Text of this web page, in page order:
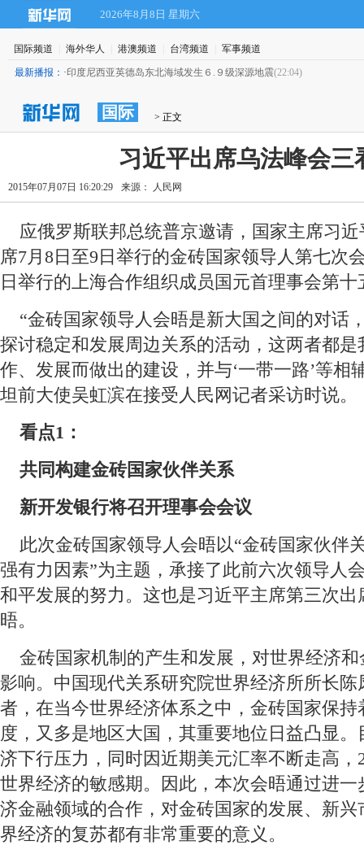
2026年8月8日 星期六
国际频道 海外华人 港澳频道 台湾频道 军事频道
最新播报： ·印度尼西亚英德岛东北海域发生６.９级深源地震(22:04)
国际 > 正文
习近平出席乌法峰会三
2015年07月07日 16:20:29 来源： 人民网
应俄罗斯联邦总统普京邀请，国家主席习近
席7月8日至9日举行的金砖国家领导人第七次
日举行的上海合作组织成员国元首理事会第十
“金砖国家领导人会晤是新大国之间的对话
探讨稳定和发展周边关系的活动，这两者都
作、发展而做出的建设，并与‘一带一路’等相
坦前大使吴虹滨在接受人民网记者采访时说。
看点1：
共同构建金砖国家伙伴关系
新开发银行将召开理事会会议
此次金砖国家领导人会晤以“金砖国家伙
强有力因素”为主题，承接了此前六次领导人
和平发展的努力。这也是习近平主席第三次
晤。
金砖国家机制的产生和发展，对世界经济和
影响。中国现代关系研究院世界经济所所长
者，在当今世界经济体系之中，金砖国家保
度，又多是地区大国，其重要地位日益凸显
济下行压力，同时因近期美元汇率不断走高，
世界经济的敏感期。因此，本次会晤通过进
济金融领域的合作，对金砖国家的发展、新
界经济的复苏都有非常重要的意义。